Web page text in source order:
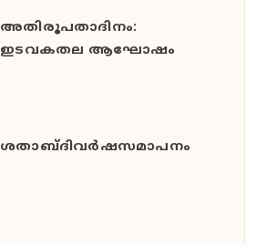
അതിരൂപതാദിനം:
ഇടവകതല ആഘോഷം
ശതാബ്ദിവർഷസമാപനം